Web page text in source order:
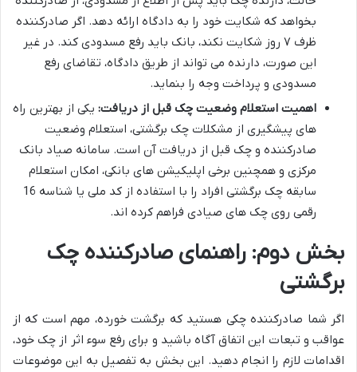
بخواهد که شکایت خود را به دادگاه ارائه دهد. اگر صادرکننده
ظرف ۷ روز شکایت نکند، بانک باید رفع مسدودی کند. در غیر
این صورت، دارنده می تواند از طریق دادگاه، تقاضای رفع
مسدودی و پرداخت وجه را بنماید.
اهمیت استعلام وضعیت چک قبل از دریافت: یکی از بهترین راه
های پیشگیری از مشکلات چک برگشتی، استعلام وضعیت
صادرکننده و چک قبل از دریافت آن است. سامانه صیاد بانک
مرکزی و همچنین برخی اپلیکیشن های بانکی، امکان استعلام
سابقه چک برگشتی افراد را با استفاده از کد ملی یا شناسه 16
رقمی روی چک های صیادی فراهم کرده اند.
بخش دوم: راهنمای صادرکننده چک
برگشتی
اگر شما صادرکننده چکی هستید که برگشت خورده، مهم است که از
عواقب و تبعات این اتفاق آگاه باشید و برای رفع سوء اثر از چک خود،
اقدامات لازم را انجام دهید. این بخش به تفصیل به این موضوعات